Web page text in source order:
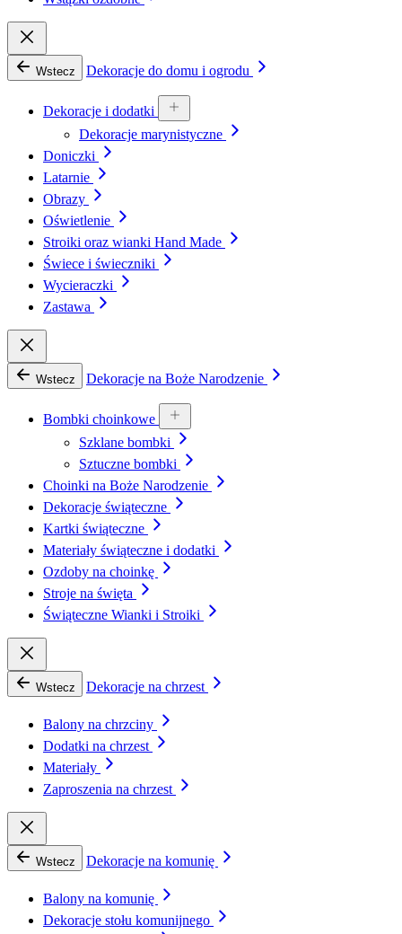
Wstecz Dekoracje do domu i ogrodu
Dekoracje i dodatki
Dekoracje marynistyczne
Doniczki
Latarnie
Obrazy
Oświetlenie
Stroiki oraz wianki Hand Made
Świece i świeczniki
Wycieraczki
Zastawa
Wstecz Dekoracje na Boże Narodzenie
Bombki choinkowe
Szklane bombki
Sztuczne bombki
Choinki na Boże Narodzenie
Dekoracje świąteczne
Kartki świąteczne
Materiały świąteczne i dodatki
Ozdoby na choinkę
Stroje na święta
Świąteczne Wianki i Stroiki
Wstecz Dekoracje na chrzest
Balony na chrzciny
Dodatki na chrzest
Materiały
Zaproszenia na chrzest
Wstecz Dekoracje na komunię
Balony na komunię
Dekoracje stołu komunijnego